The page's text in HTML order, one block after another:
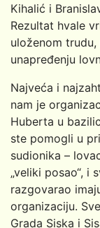
Kihalić i
Rezultat hvale
uloženom
unapređenju
Najveća i
nam je
Huberta u
ste pomogli u
sudionika –
„veliki posao“, i
razgovarao
organizaciju.
Grada Siska i